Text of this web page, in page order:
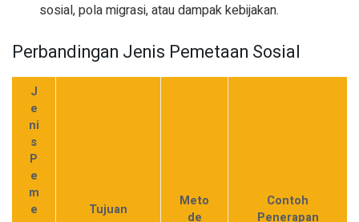
sosial, pola migrasi, atau dampak kebijakan.
Perbandingan Jenis Pemetaan Sosial
J
e
ni
s
P
e
m
e
Tujuan
Meto
de
Contoh
Penerapan